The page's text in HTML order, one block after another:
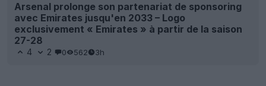
Arsenal prolonge son partenariat de sponsoring
avec Emirates jusqu'en 2033 – Logo
exclusivement « Emirates » à partir de la saison
27-28
4 2 0 562 3h